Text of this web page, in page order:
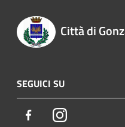
Città di
SEGUICI SU
FacebookInstagram